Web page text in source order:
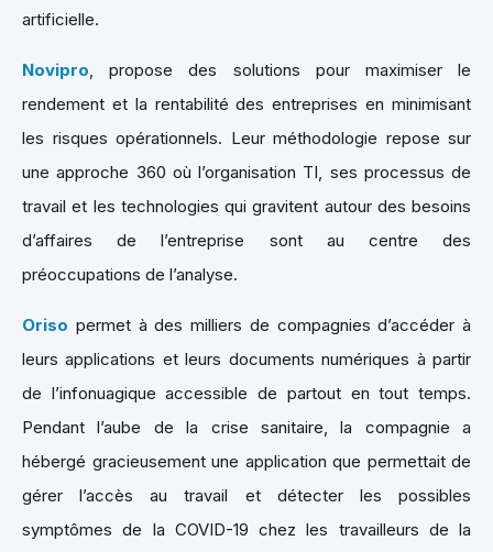
artificielle.
Novipro, propose des solutions pour maximiser le
rendement et la rentabilité des entreprises en minimisant
les risques opérationnels. Leur méthodologie repose sur
une approche 360 où l’organisation TI, ses processus de
travail et les technologies qui gravitent autour des besoins
d’affaires de l’entreprise sont au centre des
préoccupations de l’analyse.
Oriso permet à des milliers de compagnies d’accéder à
leurs applications et leurs documents numériques à partir
de l’infonuagique accessible de partout en tout temps.
Pendant l’aube de la crise sanitaire, la compagnie a
hébergé gracieusement une application que permettait de
gérer l’accès au travail et détecter les possibles
symptômes de la COVID-19 chez les travailleurs de la